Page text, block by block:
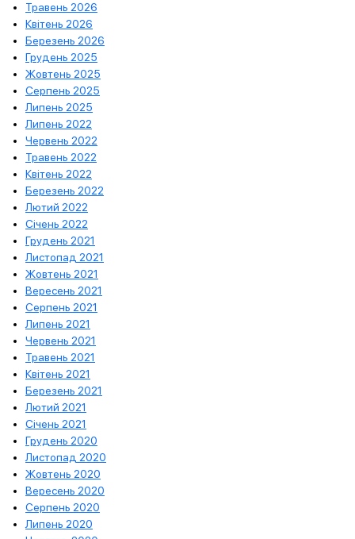
Травень 2026
Квітень 2026
Березень 2026
Грудень 2025
Жовтень 2025
Серпень 2025
Липень 2025
Липень 2022
Червень 2022
Травень 2022
Квітень 2022
Березень 2022
Лютий 2022
Січень 2022
Грудень 2021
Листопад 2021
Жовтень 2021
Вересень 2021
Серпень 2021
Липень 2021
Червень 2021
Травень 2021
Квітень 2021
Березень 2021
Лютий 2021
Січень 2021
Грудень 2020
Листопад 2020
Жовтень 2020
Вересень 2020
Серпень 2020
Липень 2020